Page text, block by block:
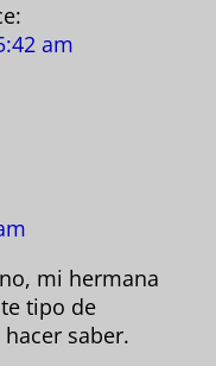
am
mi hermana
tipo de
saber.